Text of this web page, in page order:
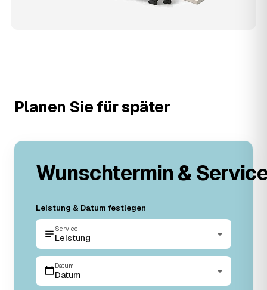
Planen Sie für später
Wunschtermin &
Leistung & Datum festlegen
Service
Leistung
Datum
Datum